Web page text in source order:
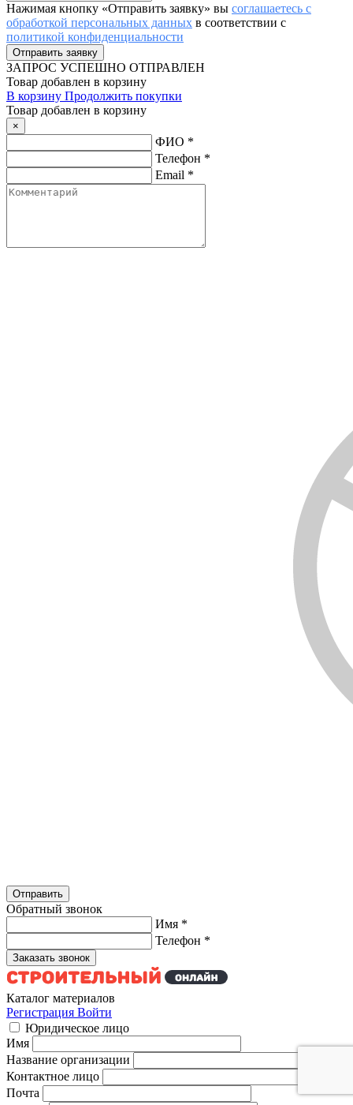
Нажимая кнопку «Отправить заявку» вы соглашаетесь с
обработкой персональных данных в соответствии с
политикой конфиденциальности
ЗАПРОС УСПЕШНО ОТПРАВЛЕН
Товар добавлен в корзину
В корзину Продолжить покупки
Товар добавлен в корзину
×
ФИО *
Телефон *
Email *
Обратный звонок
Имя *
Телефон *
Каталог материалов
Регистрация Войти
Юридическое лицо
Имя
Название организации
Контактное лицо
Почта